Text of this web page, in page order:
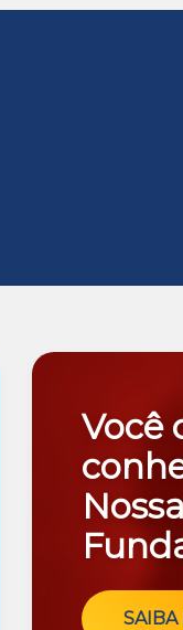
Você
Nossa
SAIBA